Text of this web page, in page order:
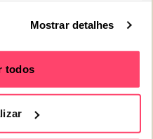
Mostrar detalhes
todos